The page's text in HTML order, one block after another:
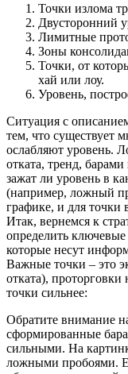
Точки излома
Двусторонний
Лимитные
Зоны
Точки, от
хай или лоу.
Уровень,
Ситуация с
тем, что существует
ослабляют уровень.
отката, тренд,
зажат ли уровень в
(например, ложный
графике, и для точки
Итак, вернемся к
определить
которые несут
Важные точки – это
отката),
точки сильнее:
Обратите внимание
сформированные
сильными. На
ложными пробоями.